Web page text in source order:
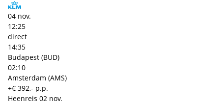
04 nov.
12:25
direct
14:35
Budapest (BUD)
02:10
Amsterdam (AMS)
+€ 392,- p.p.
Heenreis 02 nov.